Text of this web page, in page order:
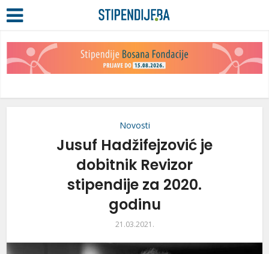
Novosti
Jusuf Hadžifejzović je
dobitnik Revizor
stipendije za 2020.
godinu
21.03.2021.